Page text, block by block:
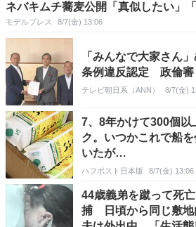
ネバキムチ蕎麦公開「真似したい」
モデルプレス 8/7(金) 13:06
「みんなで大家さん
条例違反認定 政倫
テレビ朝日系（ANN） 8/7(金)
7、8年かけて300個以
ク。いつかこれで船
いたが…
ハフポスト日本版 8/7(金) 13:06
44歳義弟を蹴って死
捕 日頃から同じ敷